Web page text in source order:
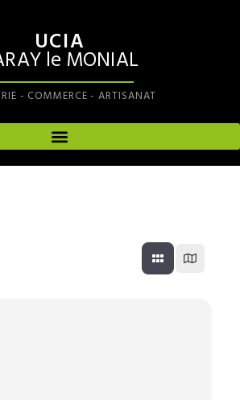
UCIA
le MONIAL
- COMMERCE - ARTISANAT